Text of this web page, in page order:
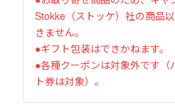
Stokke（ストッケ）社の商品
きません。
●ギフト包装はできかねます。
●各種クーポンは対象外です（
ト券は対象）。